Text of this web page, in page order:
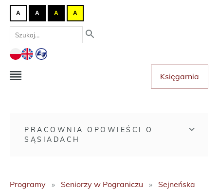
A A A A
Księgarnia
PRACOWNIA OPOWIEŚCI O
SĄSIADACH
Programy Seniorzy w Pograniczu
Sejneńska